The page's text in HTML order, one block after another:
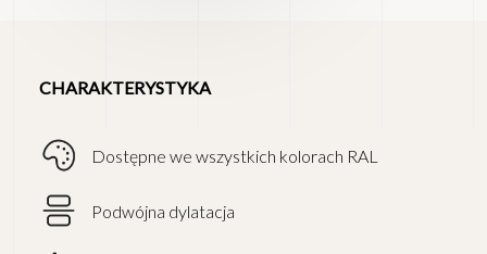
CHARAKTERYSTYKA
Dostępne we wszystkich kolorach RAL
Podwójna dylatacja